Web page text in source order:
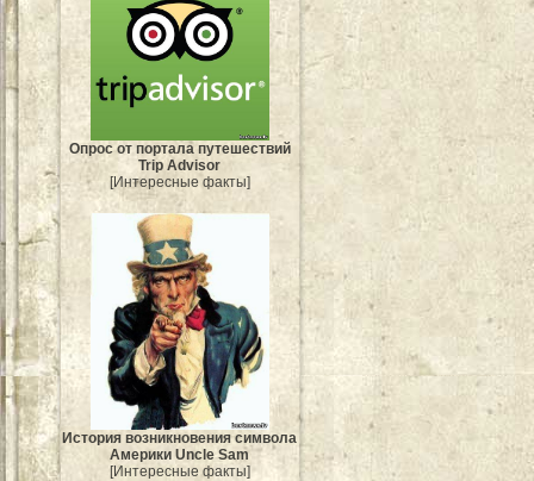
Опрос от портала путешествий
Trip Advisor
[Интересные факты]
История возникновения символа
Америки Uncle Sam
[Интересные факты]